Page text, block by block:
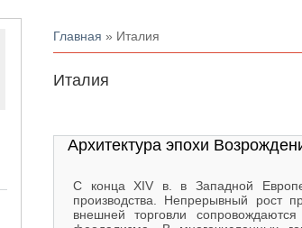
Вы здесь
Главная » Италия
Италия
Архитектура эпохи
С конца XIV в. в Западной Европе
производства. Непрерывный рост
внешней торговли